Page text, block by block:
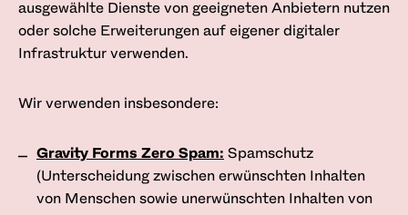
ausgewählte Dienste von geeigneten Anbietern nutzen
oder solche Erweiterungen auf eigener digitaler
Infrastruktur verwenden.
Wir verwenden insbesondere:
Gravity Forms Zero Spam: Spamschutz
(Unterscheidung zwischen erwünschten Inhalten
von Menschen sowie unerwünschten Inhalten von